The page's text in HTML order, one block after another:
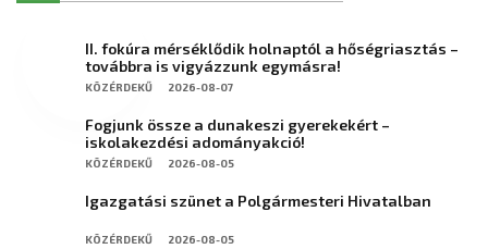
II. fokúra mérséklődik holnaptól a hőségriasztás –
továbbra is vigyázzunk egymásra!
KÖZÉRDEKŰ 2026-08-07
Fogjunk össze a dunakeszi gyerekekért –
iskolakezdési adományakció!
KÖZÉRDEKŰ 2026-08-05
Igazgatási szünet a Polgármesteri Hivatalban
KÖZÉRDEKŰ 2026-08-05